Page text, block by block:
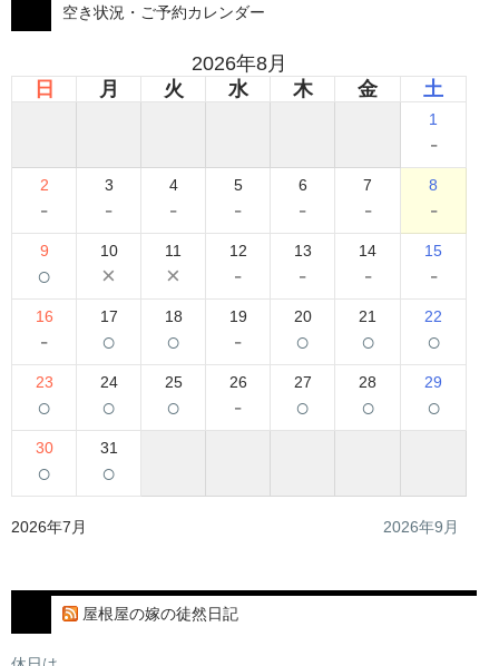
空き状況・ご予約カレンダー
2026年8月
日
月 火 水 木 金 土
1
-
2
-
3
-
4
-
5
-
6
-
7
-
8
-
9
○
10
×
11
×
12
-
13
-
14
-
15
-
16
-
17
○
18
○
19
-
20
○
21
○
22
○
23
○
24
○
25
○
26
-
27
○
28
○
29
○
30
○
31
○
2026年7月 2026年9月
屋根屋の嫁の徒然日記